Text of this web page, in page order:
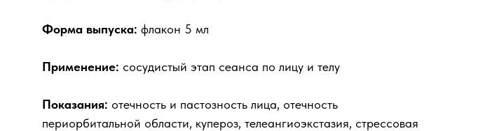
Форма выпуска: флакон 5 мл
Применение: сосудистый этап сеанса по лицу и телу
Показания: отечность и пастозность лица, отечность
периорбитальной области, купероз, телеангиоэкстазия, стрессовая